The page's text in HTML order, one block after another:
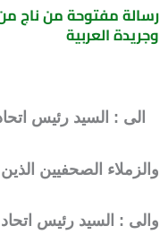
رسالة مفتوحة من ناج من
وجريدة العربية
الى : السيد رئيس
والزملاء الصحفيين الذين
والى : السيد رئيس اتحاد